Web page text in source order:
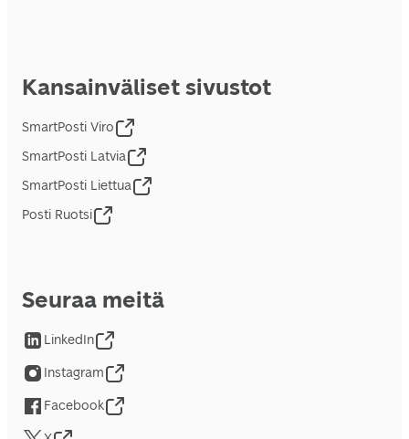
Kansainväliset sivustot
SmartPosti Viro
SmartPosti Latvia
SmartPosti Liettua
Posti Ruotsi
Seuraa meitä
LinkedIn
Instagram
Facebook